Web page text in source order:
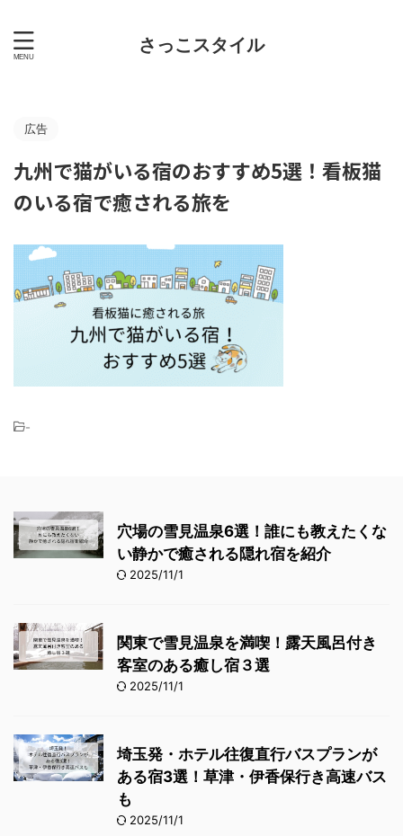
さっこスタイル
広告
九州で猫がいる宿のおすすめ5選！看板猫
のいる宿で癒される旅を
-
穴場の雪見温泉6選！誰にも教えたくな
い静かで癒される隠れ宿を紹介
2025/11/1
関東で雪見温泉を満喫！露天風呂付き
客室のある癒し宿３選
2025/11/1
埼玉発・ホテル往復直行バスプランが
ある宿3選！草津・伊香保行き高速バス
も
2025/11/1